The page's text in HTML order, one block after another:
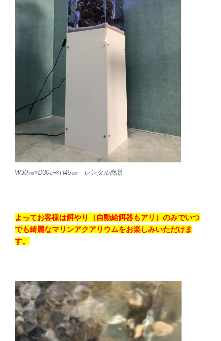
W30㎝×D30㎝×H45㎝ レンタル商品
よってお客様は餌やり（自動給餌器もアリ）のみでいつ
でも綺麗なマリンアクアリウムをお楽しみいただけま
す。